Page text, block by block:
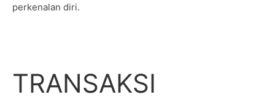
perkenalan diri.
TRANSAKSI